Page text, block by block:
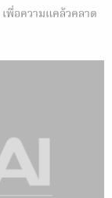
พื่อความแคล้วคลาด